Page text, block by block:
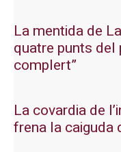
La mentida de
quatre punts del
complert”
La covardia de
frena la caiguda